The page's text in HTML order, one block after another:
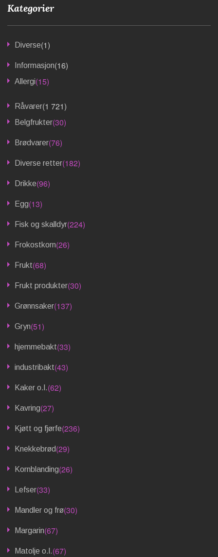
Kategorier
Diverse(1)
Informasjon(16)
Allergi(15)
Råvarer(1 721)
Belgfrukter(30)
Brødvarer(76)
Diverse retter(182)
Drikke(96)
Egg(13)
Fisk og skalldyr(224)
Frokostkorn(26)
Frukt(68)
Frukt produkter(30)
Grønnsaker(137)
Gryn(51)
hjemmebakt(33)
industribakt(43)
Kaker o.l.(62)
Kavring(27)
Kjøtt og fjørfe(236)
Knekkebrød(29)
Kornblanding(26)
Lefser(33)
Mandler og frø(30)
Margarin(67)
Matolje o.l.(67)